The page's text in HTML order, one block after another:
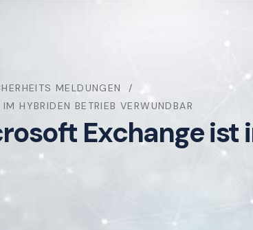
MELDUNGEN
HYBRIDEN BETRIEB VERWUNDBAR
Exchange ist